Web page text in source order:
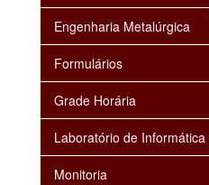
Engenharia Metalúrgica
Formulários
Grade Horária
Laboratório de
Monitoria